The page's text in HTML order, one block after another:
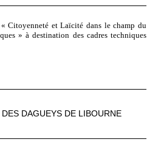
Citoyenneté et Laïcité dans le champ du
» à destination des cadres techniques
DAGUEYS DE LIBOURNE